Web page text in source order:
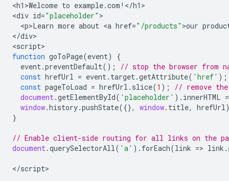
<h1>Welcome to example.com ! </h1 >
<div id="placeholder"
<p>Learn more about <a href="/products" >our
</div>
<script
function goToPage(event)
{
event.preventDefault();
// stop the browser from
const hrefUrl = event. target.getAttribute( 'href' );
const pageToLoad = hrefUrl . slice(1 );
// remove
document.getElementById( 'placeholder' ). innerHTML =
window.history.pushState({}, window. title, hrefUrl
}
// Enable client-side routing for all links on the
document.querySelectorAll( 'a' ). forEach(link => link .
</script>